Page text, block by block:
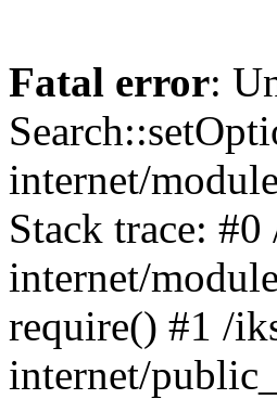
Fatal error:
internet/
Stack trace:
internet/
require() #1 /
internet/